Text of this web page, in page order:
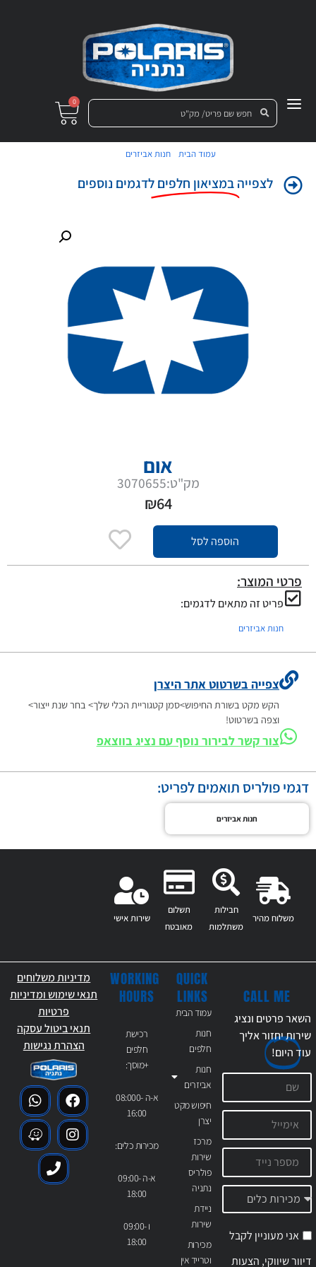
0
עמוד הבית חנות אביזרים
לצפייהבמציאון חלפים לדגמים נוספים
אום
מק"ט:3070655
₪64
הוספה לסל
פרטי המוצר:
פריט זה מתאים לדגמים:
חנות אביזרים
צפייה בשרטוט אתר היצרן
הקש מקט בשורת החיפוש>סמן קטגוריית הכלי שלך> בחר שנת ייצור>
וצפה בשרטוט!
צור קשר לבירור נוסף עם נציג בווצאפ
דגמי פולריס תואמים לפריט:
חנות אביזרים
משלוח מהיר
חבילות
משתלמות
תשלום
מאובטח
שירות אישי
QUICK
LINKS
עמוד הבית
חנות
חלפים
חנות
אביזרים
חיפוש מקט
יצרן
מרכז
שירות
פולריס
נתניה
ניידת
שירות
מכירות
וטרייד אין
WORKING
HOURS
רכישת
חלפים
+מוסך:
א-ה 08:000-
16:00
מכירות כלים:
א-ה 09:00-
18:00
ו 09:00-
18:00
CALL ME
השאר פרטים ונציג
שירות יחזור אליך
עודהיום!
אני מעוניין לקבל
דיוור שיווקי, הצעות
מדיניות משלוחים
תנאי שימוש ומדיניות
פרטיות
תנאי ביטול עסקה
הצהרת נגישות